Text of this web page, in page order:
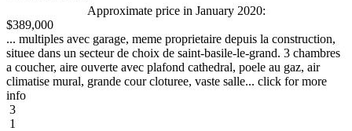
Approximate price in January 2020:
$389,000
... multiples avec garage, meme proprietaire depuis la construction,
situee dans un secteur de choix de saint-basile-le-grand. 3 chambres
a coucher, aire ouverte avec plafond cathedral, poele au gaz, air
climatise mural, grande cour cloturee, vaste salle... click for more
info
3
1